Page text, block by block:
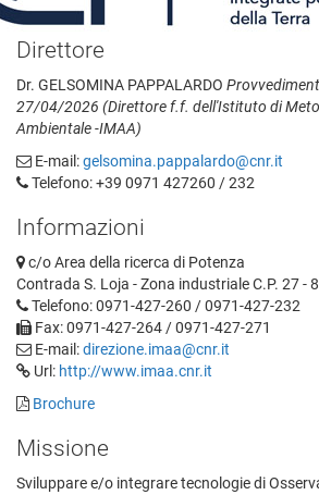
Direttore
Dr. GELSOMINA PAPPALARDO
27/04/2026 (Direttore f.f. dell'Istituto di
Ambientale -IMAA)
E-mail:gelsomina.pappalardo@cnr.it
Telefono: +39 0971 427260 / 232
Informazioni
c/o Area della ricerca di Potenza
Contrada S. Loja - Zona industriale C.P. 27 -
Telefono: 0971-427-260 / 0971-427-232
Fax: 0971-427-264 / 0971-427-271
E-mail:direzione.imaa@cnr.it
Url: http://www.imaa.cnr.it
Brochure
Missione
Sviluppare e/o integrare tecnologie di